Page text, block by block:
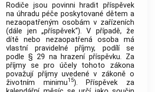
Rodiče jsou povinni hradit příspěvek
na úhradu péče poskytované dětem a
nezaopatřeným osobám v zařízeních
(dále jen „příspěvek“). V případě, že
dítě nebo nezaopatřená osoba má
vlastní pravidelné příjmy, podílí se
podle § 29 na hrazení příspěvku. Za
příjmy se pro účely tohoto zákona
považují příjmy uvedené v zákoně o
životním minimu15). Příspěvek za